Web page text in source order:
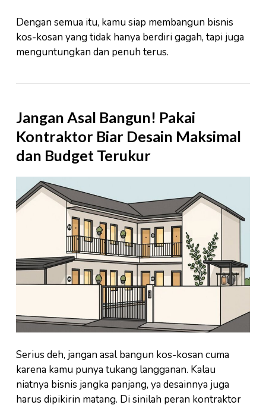
Dengan semua itu, kamu siap membangun bisnis
kos-kosan yang tidak hanya berdiri gagah, tapi juga
menguntungkan dan penuh terus.
Jangan Asal Bangun! Pakai
Kontraktor Biar Desain Maksimal
dan Budget Terukur
Serius deh, jangan asal bangun kos-kosan cuma
karena kamu punya tukang langganan. Kalau
niatnya bisnis jangka panjang, ya desainnya juga
harus dipikirin matang. Di sinilah peran kontraktor